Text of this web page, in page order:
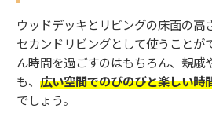
ウッドデッキとリビングの床面の高
セカンドリビングとして使うことが
ん時間を過ごすのはもちろん、親戚
も、 広い空間でのびのびと楽しい時
でしょう。